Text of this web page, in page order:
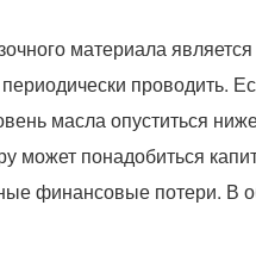
материала
проводить.
масла опуститься
может понадобиться
финансовые потери. В